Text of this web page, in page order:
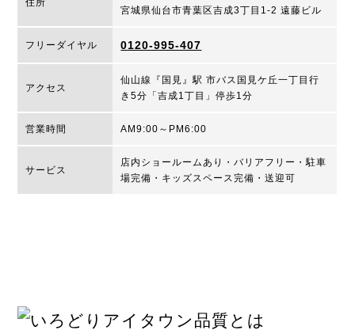
宮城県仙台市青葉区吉成3丁目1-2 遠藤ビル
フリーダイヤル 0120-995-407
アクセス
仙山線『国見』駅 市バス国見ケ丘一丁目行
き5分「吉成1丁目」停歩1分
営業時間 AM9:00～PM6:00
サービス
店内ショールームあり・バリアフリー・駐車
場完備・キッズスペース完備・送迎可